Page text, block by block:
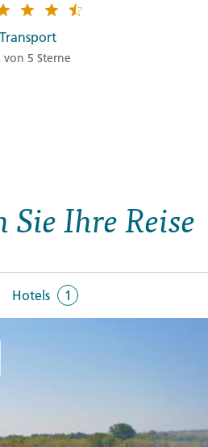
Transport
von 5 Sterne
Ihre Reise
Hotels 1